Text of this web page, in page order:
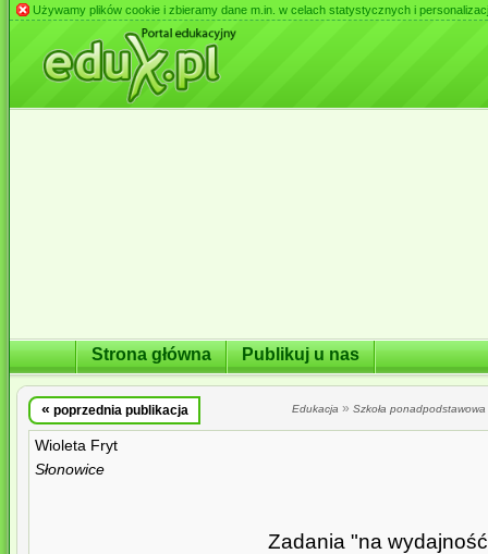
Używamy plików cookie i zbieramy dane m.in. w celach statystycznych i
Strona główna Publikuj u nas
« poprzednia publikacja Edukacja » Szkoła ponadpodstawowa
Wioleta Fryt
Słonowice
Zadania "na